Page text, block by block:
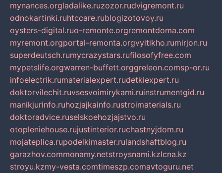
mynances.orgladalike.ruzozor.rudvigremont.ru
odnokartinki.ruhtccare.rublogizotovoy.ru
oysters-digital.ruo-remonte.orgremontdoma.com
myremont.orgportal-remonta.orgvyitikho.rumirjon.ru
superdeutsch.rumycrazystars.rufilosofyfree.com
mypetslife.orgwarren-buffett.orggreleon.comsp-or.ru
infoelectrik.rumaterialexpert.rudetkiexpert.ru
doktorvilechit.ruvsesvoimirykami.ruinstrumentgid.ru
manikjurinfo.ruhozjajkainfo.rustroimaterials.ru
doktoradvice.ruselskoehozjajstvo.ru
otopleniehouse.rujustinterior.ruchastnyjdom.ru
mojateplica.rupodelkimaster.rulandshaftblog.ru
garazhov.commonamy.netstroysnami.kzlcna.kz
stroyu.kzmy-vesta.comtimeszp.comavtoguru.net